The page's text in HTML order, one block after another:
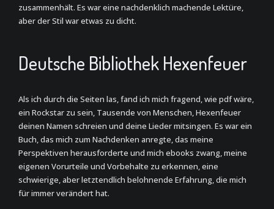
zusammenhält. Es war eine nachdenklich machende Lektüre,
aber der Stil war etwas zu dicht.
Deutsche Bibliothek Hexenfeuer
Als ich durch die Seiten las, fand ich mich fragend, wie pdf wäre,
ein Rockstar zu sein, Tausende von Menschen, Hexenfeuer
deinen Namen schreien und deine Lieder mitsingen. Es war ein
Buch, das mich zum Nachdenken anregte, das meine
Perspektiven herausforderte und mich ebooks zwang, meine
eigenen Vorurteile und Vorbehalte zu erkennen, eine
schwierige, aber letztendlich belohnende Erfahrung, die mich
für immer verändert hat.